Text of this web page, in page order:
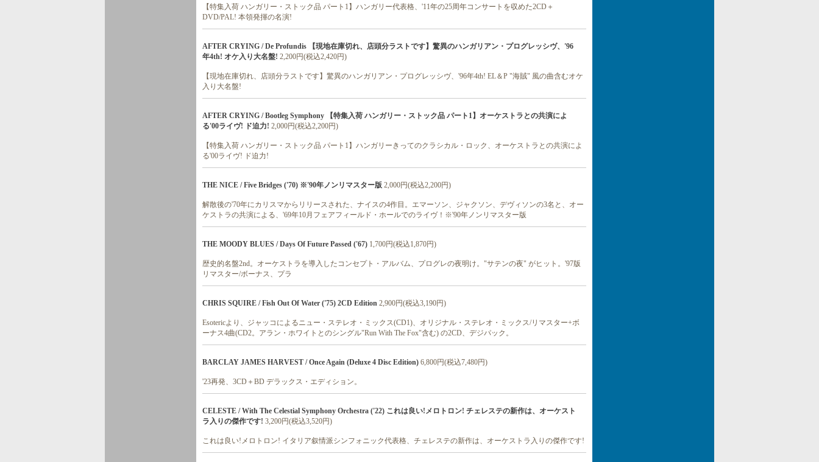
【特集入荷 ハンガリー・ストック品 パート1】ハンガリー代表格、'11年の25周年コンサートを収めた2CD＋
DVD/PAL! 本領発揮の名演!
AFTER CRYING / De Profundis 【現地在庫切れ、店頭分ラストです】驚異のハンガリアン・プログレッシヴ、'96
年4th! オケ入り大名盤! 2,200円(税込2,420円)
【現地在庫切れ、店頭分ラストです】驚異のハンガリアン・プログレッシヴ、'96年4th! EL＆P "海賊" 風の曲含むオケ
入り大名盤!
AFTER CRYING / Bootleg Symphony 【特集入荷 ハンガリー・ストック品 パート1】オーケストラとの共演によ
る'00ライヴ! ド迫力! 2,000円(税込2,200円)
【特集入荷 ハンガリー・ストック品 パート1】ハンガリーきってのクラシカル・ロック、オーケストラとの共演によ
る'00ライヴ! ド迫力!
THE NICE / Five Bridges ('70) ※'90年ノンリマスター版 2,000円(税込2,200円)
解散後の'70年にカリスマからリリースされた、ナイスの4作目。エマーソン、ジャクソン、デヴィソンの3名と、オー
ケストラの共演による、'69年10月フェアフィールド・ホールでのライヴ！※'90年ノンリマスター版
THE MOODY BLUES / Days Of Future Passed ('67) 1,700円(税込1,870円)
歴史的名盤2nd。オーケストラを導入したコンセプト・アルバム、プログレの夜明け。"サテンの夜" がヒット。'97版
リマスター/ボーナス、プラ
CHRIS SQUIRE / Fish Out Of Water ('75) 2CD Edition 2,900円(税込3,190円)
Esotericより、ジャッコによるニュー・ステレオ・ミックス(CD1)、オリジナル・ステレオ・ミックス/リマスター+ボ
ーナス4曲(CD2。アラン・ホワイトとのシングル"Run With The Fox"含む) の2CD、デジパック。
BARCLAY JAMES HARVEST / Once Again (Deluxe 4 Disc Edition) 6,800円(税込7,480円)
'23再発、3CD＋BD デラックス・エディション。
CELESTE / With The Celestial Symphony Orchestra ('22) これは良い!メロトロン! チェレステの新作は、オーケスト
ラ入りの傑作です! 3,200円(税込3,520円)
これは良い!メロトロン! イタリア叙情派シンフォニック代表格、チェレステの新作は、オーケストラ入りの傑作です!